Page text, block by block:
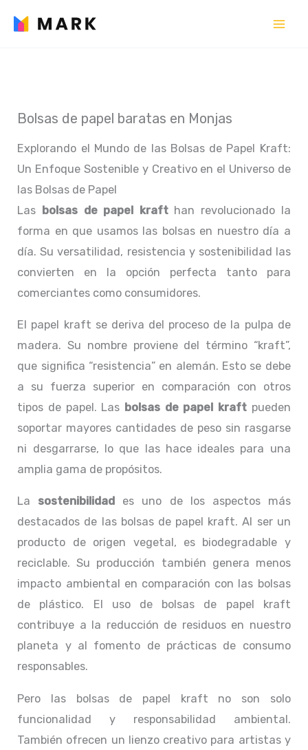
Bolsas de papel baratas en Monjas
Explorando el Mundo de las Bolsas de Papel Kraft:
Un Enfoque Sostenible y Creativo en el Universo de
las Bolsas de Papel
Las bolsas de papel krafthan revolucionado la
forma en que usamos las bolsas en nuestro día a
día. Su versatilidad, resistencia y sostenibilidad las
convierten en la opción perfecta tanto para
comerciantes como consumidores.
El papel kraft se deriva del proceso de la pulpa de
madera. Su nombre proviene del término “kraft”,
que significa “resistencia” en alemán. Esto se debe
a su fuerza superior en comparación con otros
tipos de papel. Las bolsas de papel kraft pueden
soportar mayores cantidades de peso sin rasgarse
ni desgarrarse, lo que las hace ideales para una
amplia gama de propósitos.
La sostenibilidad
es uno de los aspectos más
destacados de las bolsas de papel kraft. Al ser un
producto de origen vegetal, es biodegradable y
reciclable. Su producción también genera menos
impacto ambiental en comparación con las bolsas
de plástico. El uso de bolsas de papel kraft
contribuye a la reducción de residuos en nuestro
planeta y al fomento de prácticas de consumo
responsables.
Pero las bolsas de papel kraft no son solo
funcionalidad y responsabilidad ambiental.
También ofrecen un lienzo creativo para artistas y